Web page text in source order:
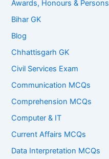
Awards, Honours & Persons
Bihar GK
Blog
Chhattisgarh GK
Civil Services Exam
Communication MCQs
Comprehension MCQs
Computer & IT
Current Affairs MCQs
Data Interpretation MCQs